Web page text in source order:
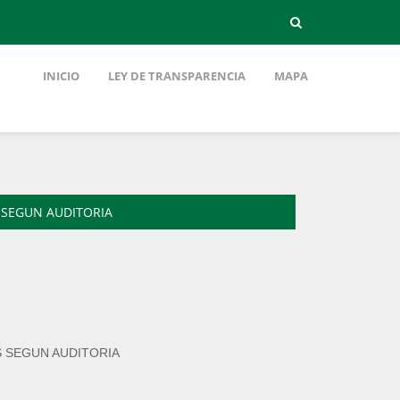
INICIO LEY DE TRANSPARENCIA MAPA
AUDITORIA
SEGUN AUDITORIA